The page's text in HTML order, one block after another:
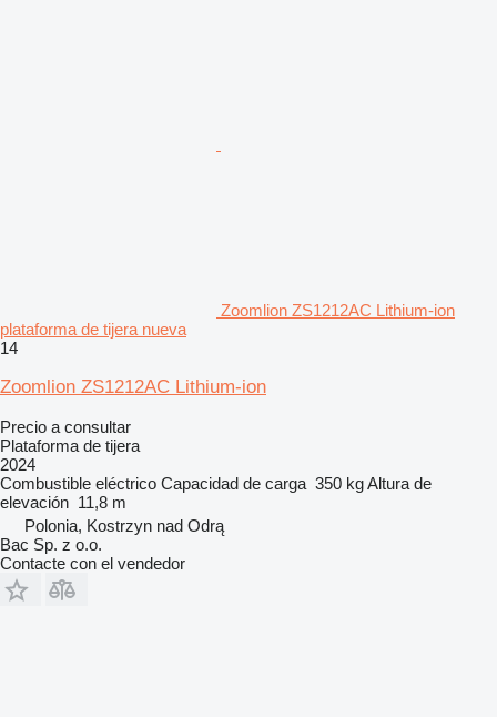
Zoomlion ZS1212AC Lithium-ion
plataforma de tijera nueva
14
Zoomlion ZS1212AC Lithium-ion
Precio a consultar
Plataforma de tijera
2024
Combustible eléctrico Capacidad de carga 350 kgAltura de
elevación 11,8 m
Polonia, Kostrzyn nad Odrą
Bac Sp. z o.o.
Contacte con el vendedor